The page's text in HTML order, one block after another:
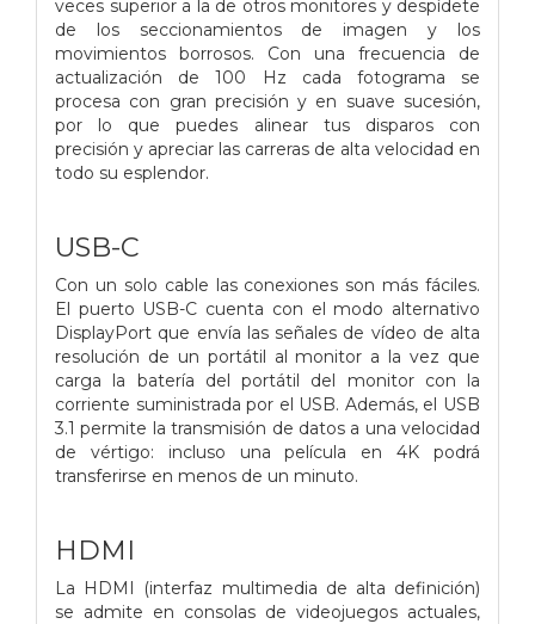
veces superior a la de otros monitores y despídete
de los seccionamientos de imagen y los
movimientos borrosos. Con una frecuencia de
actualización de 100 Hz cada fotograma se
procesa con gran precisión y en suave sucesión,
por lo que puedes alinear tus disparos con
precisión y apreciar las carreras de alta velocidad en
todo su esplendor.
USB-C
Con un solo cable las conexiones son más fáciles.
El puerto USB-C cuenta con el modo alternativo
DisplayPort que envía las señales de vídeo de alta
resolución de un portátil al monitor a la vez que
carga la batería del portátil del monitor con la
corriente suministrada por el USB. Además, el USB
3.1 permite la transmisión de datos a una velocidad
de vértigo: incluso una película en 4K podrá
transferirse en menos de un minuto.
HDMI
La HDMI (interfaz multimedia de alta definición)
se admite en consolas de videojuegos actuales,